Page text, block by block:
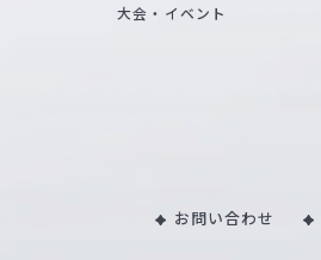
大会・イベント
お問い合わせ